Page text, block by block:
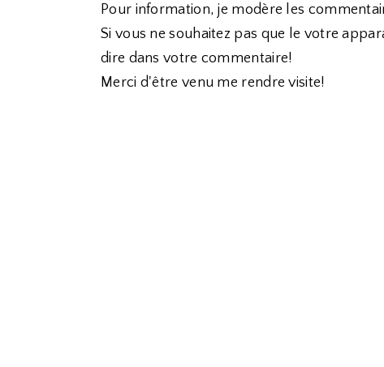
Pour information, je modère les
Si vous ne souhaitez pas que le votre
dire dans votre commentaire!
Merci d'être venu me rendre visite!